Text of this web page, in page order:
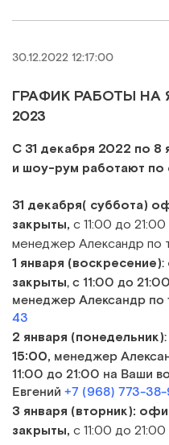
30.12.2022 12:17:00
ГРАФИК РАБОТЫ НА
2023
С 31 декабря 2022 по
и шоу-рум работают
31 декабря( суббота)
закрыты, с 11:00 до
менеджер Александр по
1 января (воскресение):
закрыты, с 11:00 до
менеджер Александр по
43
2 января (понедельник):
15:00, менеджер
11:00 до 21:00 на Ваши
Евгений +7 (968) 773-
3 января (вторник):
закрыты, с 11:00 до